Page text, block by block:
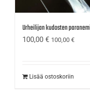
Urheilijan kudosten
100,00 € 100,00 €
Lisää ostoskoriin